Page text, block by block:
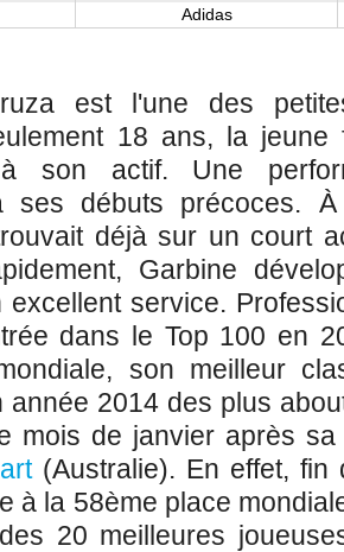
Adidas
est l'une des
18 ans, la
son actif. Une
ses débuts précoces.
déjà sur un court
Garbine
service.
dans le Top 100 en
son meilleur
année 2014 des plus
mois de janvier après
(Australie). En effet, fin
à la 58ème place
20 meilleures